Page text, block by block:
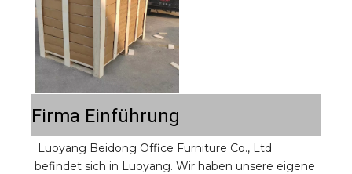
Firma Einführung
Luoyang Beidong Office Furniture Co., Ltd
befindet sich in Luoyang. Wir haben unsere eigene